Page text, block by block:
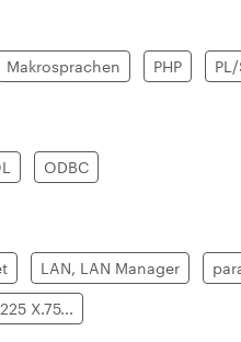
Makrosprachen PHP PL/
ODBC
LAN, LAN Manager
X.75...